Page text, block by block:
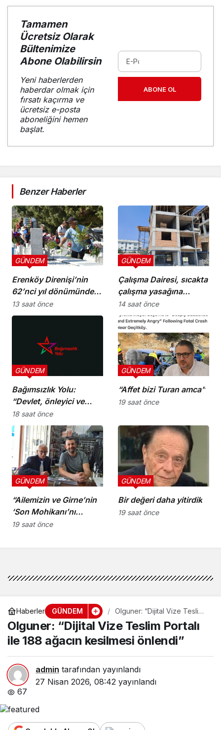
Tamamen
Ücretsiz Olarak
Bültenimize
Abone Olabilirsin
Yeni haberlerden
haberdar olmak için
fırsatı kaçırma ve
ücretsiz e-posta
aboneliğini hemen
başlat.
ABONE OL
Benzer Haberler
Erenköy Direnişi’nin
62’nci yıl dönümünde
şehitler törenle anıldı
GÜNDEM
13 saat önce
Çalışma Dairesi, sıcakta
çalışma yasağına
uymayan 19 iş yerine
uyarı verdi
GÜNDEM
14 saat önce
Bağımsızlık Yolu:
“Devlet, önleyici ve
koruyucu
sorumluluklarını yerine
getirmeli”
GÜNDEM
18 saat önce
“Affet bizi Turan amca”
GÜNDEM
19 saat önce
“Ailemizin ve Girne’nin
‘Son Mohikanı’nı
kaybettik”
GÜNDEM
19 saat önce
Bir değeri daha yitirdik
GÜNDEM
19 saat önce
Haberler GÜNDEM
Olguner: “Dijital Vize Teslim
Portalı ile 188 ağacın
kesilmesi önlendi”
Olguner: “Dijital Vize Teslim Portalı
ile 188 ağacın kesilmesi önlendi”
admin tarafından yayınlandı
27 Nisan 2026, 08:42 yayınlandı
67